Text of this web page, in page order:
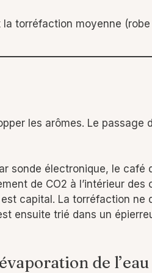
torréfaction moyenne
les arômes. Le
sonde électronique, le
de CO2 à l’intérieur
capital. La torréfaction
ensuite trié dans un
de l’eau